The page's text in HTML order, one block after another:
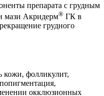
препарата с грудным
мази Акридерм® ГК в
грудного
кожи, фолликулит,
окклюзионных